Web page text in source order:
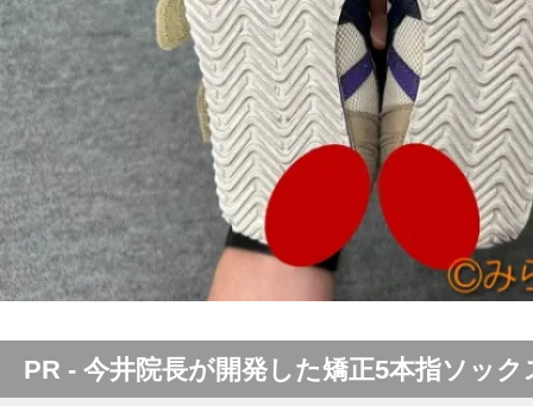
PR - 今井院長が開発した矯正5本指ソック